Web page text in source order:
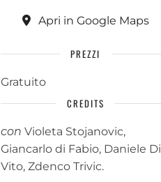
Apri in Google Maps
PREZZI
Gratuito
CREDITS
con Violeta Stojanovic,
Giancarlo di Fabio, Daniele Di
Vito, Zdenco Trivic.